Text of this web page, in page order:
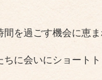
を過ごす機会に恵ま
に会いにショートト